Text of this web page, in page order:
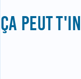
ÇA PEUT